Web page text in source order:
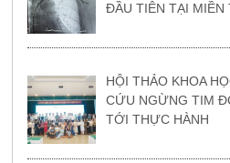
ĐẦU TIÊN TẠI MIỀN
HỘI THẢO KHOA
CỨU NGỪNG TIM
TỚI THỰC HÀNH